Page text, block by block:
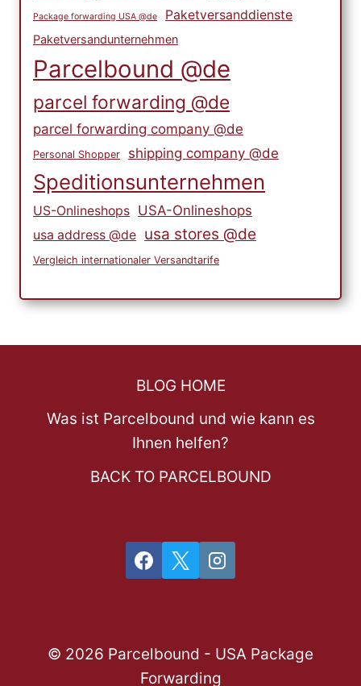
Package forwarding USA @de Paketversanddienste
Paketversandunternehmen
Parcelbound @de
parcel forwarding @de
parcel forwarding company @de
Personal Shopper shipping company @de
Speditionsunternehmen
US-Onlineshops USA-Onlineshops
usa address @de usa stores @de
Vergleich internationaler Versandtarife
BLOG HOME
Was ist Parcelbound und wie kann es
Ihnen helfen?
BACK TO PARCELBOUND
© 2026 Parcelbound - USA Package
Forwarding